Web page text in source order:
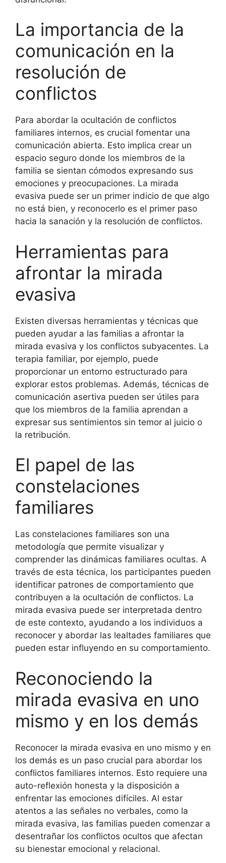
La importancia de la
comunicación en la
resolución de
conflictos
Para abordar la ocultación de conflictos
familiares internos, es crucial fomentar una
comunicación abierta. Esto implica crear un
espacio seguro donde los miembros de la
familia se sientan cómodos expresando sus
emociones y preocupaciones. La mirada
evasiva puede ser un primer indicio de que algo
no está bien, y reconocerlo es el primer paso
hacia la sanación y la resolución de conflictos.
Herramientas para
afrontar la mirada
evasiva
Existen diversas herramientas y técnicas que
pueden ayudar a las familias a afrontar la
mirada evasiva y los conflictos subyacentes. La
terapia familiar, por ejemplo, puede
proporcionar un entorno estructurado para
explorar estos problemas. Además, técnicas de
comunicación asertiva pueden ser útiles para
que los miembros de la familia aprendan a
expresar sus sentimientos sin temor al juicio o
la retribución.
El papel de las
constelaciones
familiares
Las constelaciones familiares son una
metodología que permite visualizar y
comprender las dinámicas familiares ocultas. A
través de esta técnica, los participantes pueden
identificar patrones de comportamiento que
contribuyen a la ocultación de conflictos. La
mirada evasiva puede ser interpretada dentro
de este contexto, ayudando a los individuos a
reconocer y abordar las lealtades familiares que
pueden estar influyendo en su comportamiento.
Reconociendo la
mirada evasiva en uno
mismo y en los demás
Reconocer la mirada evasiva en uno mismo y en
los demás es un paso crucial para abordar los
conflictos familiares internos. Esto requiere una
auto-reflexión honesta y la disposición a
enfrentar las emociones difíciles. Al estar
atentos a las señales no verbales, como la
mirada evasiva, las familias pueden comenzar a
desentrañar los conflictos ocultos que afectan
su bienestar emocional y relacional.